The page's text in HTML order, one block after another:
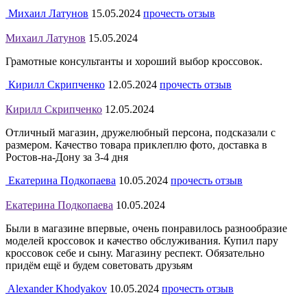
Михаил Латунов 15.05.2024 прочесть отзыв
Михаил Латунов 15.05.2024
Грамотные консультанты и хороший выбор кроссовок.
Кирилл Скрипченко 12.05.2024 прочесть отзыв
Кирилл Скрипченко 12.05.2024
Отличный магазин, дружелюбный персона, подсказали с
размером. Качество товара приклеплю фото, доставка в
Ростов-на-Дону за 3-4 дня
Екатерина Подкопаева 10.05.2024 прочесть отзыв
Екатерина Подкопаева 10.05.2024
Были в магазине впервые, очень понравилось разнообразие
моделей кроссовок и качество обслуживания. Купил пару
кроссовок себе и сыну. Магазину респект. Обязательно
придём ещё и будем советовать друзьям
Alexander Khodyakov 10.05.2024 прочесть отзыв